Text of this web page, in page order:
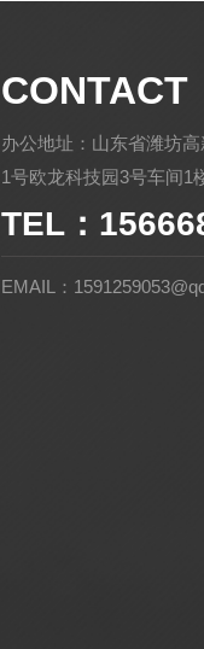
CONTACT
办公地址：山东省潍坊
1号欧龙科技园3号车间1
TEL：
EMAIL：